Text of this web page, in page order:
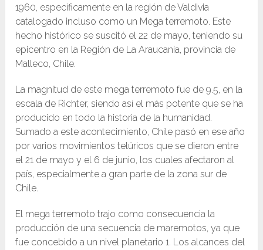
1960, específicamente en la región de Valdivia
catalogado incluso como un Mega terremoto. Este
hecho histórico se suscitó el 22 de mayo, teniendo su
epicentro en la Región de La Araucanía, provincia de
Malleco, Chile.
La magnitud de este mega terremoto fue de 9.5, en la
escala de Richter, siendo así​ el más potente que se ha
producido en todo la historia de la humanidad.
Sumado a este acontecimiento, Chile pasó en ese año
por varios movimientos telúricos que se dieron entre
el 21 de mayo y el 6 de junio, los cuales afectaron al
país, especialmente a gran parte de la zona sur de
Chile.
El mega terremoto trajo como consecuencia la
producción de una secuencia de maremotos, ya que
fue concebido a un nivel planetario 1. Los alcances del